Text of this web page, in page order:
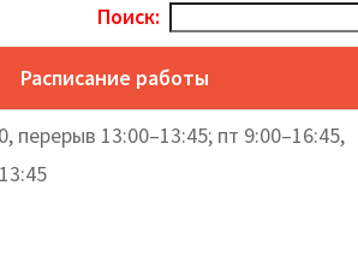
Поиск:
Расписание работы
перерыв 13:00–13:45; пт 9:00–16:45,